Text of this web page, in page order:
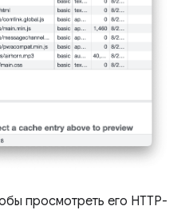
просмотреть его HTTP-